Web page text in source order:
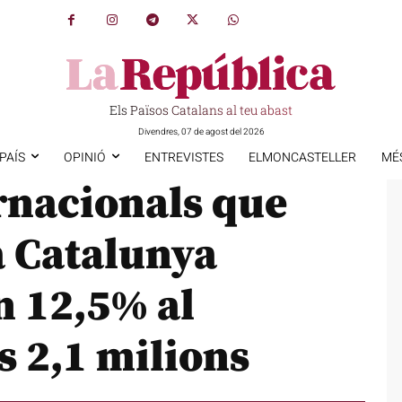
Els Països Catalans al teu abast
Divendres, 07 de agost del 2026
OPINIÓ ENTREVISTES ELMONCASTELLER
que
12,5% al
2,1 milions